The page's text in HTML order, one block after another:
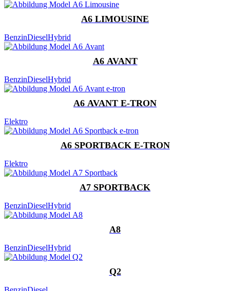
A6 LIMOUSINE
BenzinDieselHybrid
A6 AVANT
BenzinDieselHybrid
A6 AVANT E-TRON
Elektro
A6 SPORTBACK E-TRON
Elektro
A7 SPORTBACK
BenzinDieselHybrid
A8
BenzinDieselHybrid
Q2